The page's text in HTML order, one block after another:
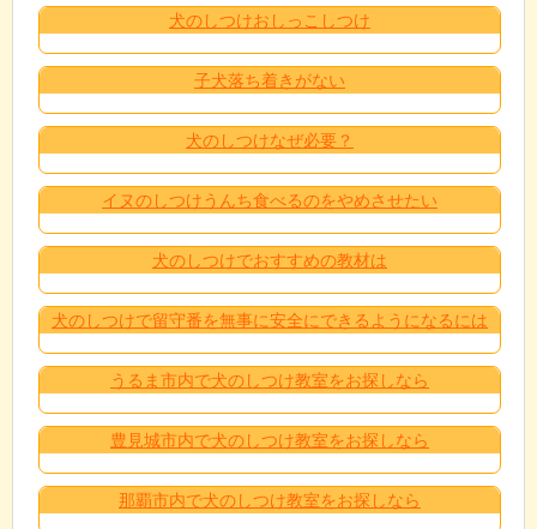
犬のしつけおしっこしつけ
子犬落ち着きがない
犬のしつけなぜ必要？
イヌのしつけうんち食べるのをやめさせたい
犬のしつけでおすすめの教材は
犬のしつけで留守番を無事に安全にできるようになるには
うるま市内で犬のしつけ教室をお探しなら
豊見城市内で犬のしつけ教室をお探しなら
那覇市内で犬のしつけ教室をお探しなら